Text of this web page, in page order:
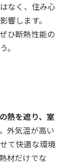
なく、住み心
響します。
ひ断熱性能の
。
熱を遮り、室
外気温が高い
て快適な環境
材だけでな